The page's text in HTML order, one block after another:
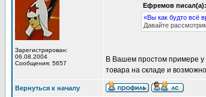
Зарегистрирован:
06.08.2004
Сообщения: 5657
Ефремов писал(а):
«Вы как будто всё
Давайте
В Вашем простом примере у
товара на складе и
Вернуться к началу